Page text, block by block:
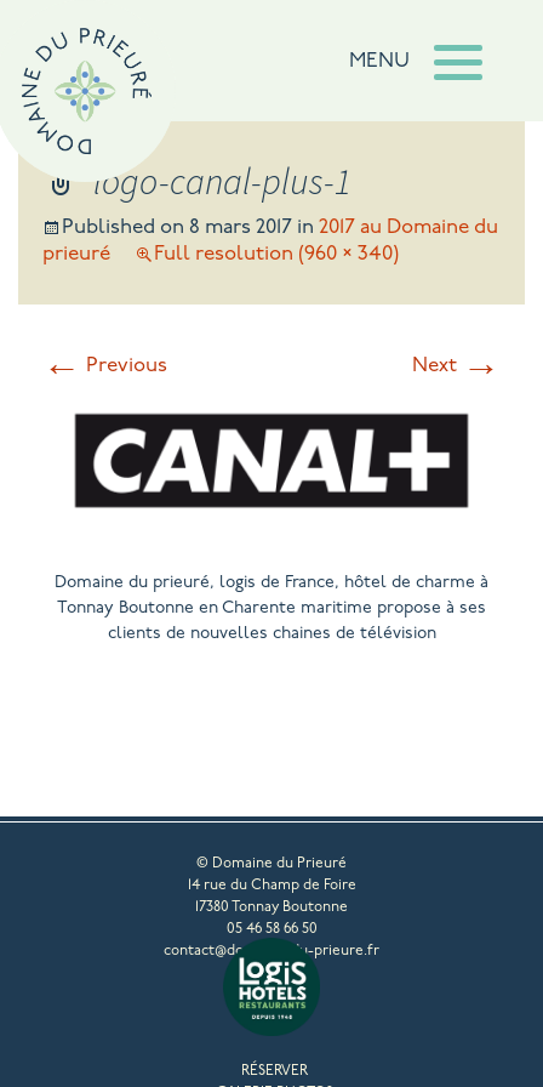
MENU
logo-canal-plus-1
Published on 8 mars 2017 in 2017 au Domaine du
prieuré
Full resolution (960 × 340)
← Previous Next →
Domaine du prieuré, logis de France, hôtel de charme à
Tonnay Boutonne en Charente maritime propose à ses
clients de nouvelles chaines de télévision
© Domaine du Prieuré
14 rue du Champ de Foire
17380 Tonnay Boutonne
05 46 58 66 50
contact@domaine-du-prieure.fr
RÉSERVER